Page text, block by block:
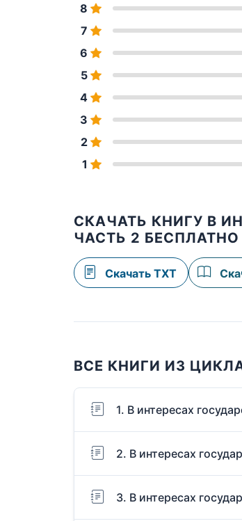
8
7
6
5
4
3
2
1
СКАЧАТЬ КНИГУ В
ЧАСТЬ 2 БЕСПЛАТНО
Скачать TXT
ВСЕ КНИГИ ИЗ
1. В интересах
2. В интересах
3. В интересах